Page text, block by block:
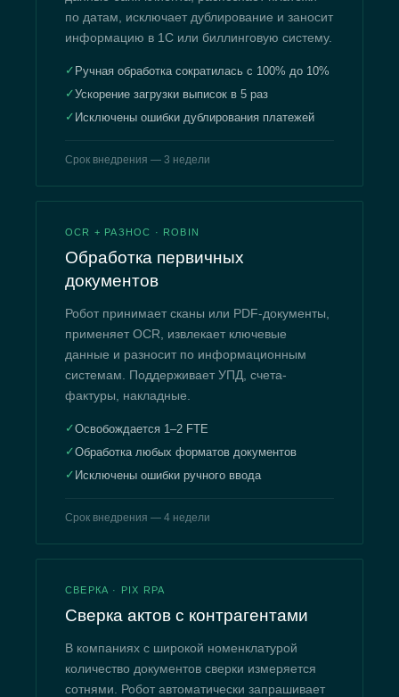
по датам, исключает дублирование и заносит
информацию в 1С или биллинговую систему.
✓ Ручная обработка сократилась с 100% до 10%
✓Ускорение загрузки выписок в 5 раз
✓ Исключены ошибки дублирования платежей
Срок внедрения — 3 недели
OCR + РАЗНОС · ROBIN
Обработка первичных
документов
Робот принимает сканы или PDF-документы,
применяет OCR, извлекает ключевые
данные и разносит по информационным
системам. Поддерживает УПД, счета-
фактуры, накладные.
✓Освобождается 1–2 FTE
✓Обработка любых форматов документов
✓ Исключены ошибки ручного ввода
Срок внедрения — 4 недели
СВЕРКА · PIX RPA
Сверка актов с контрагентами
В компаниях с широкой номенклатурой
количество документов сверки измеряется
сотнями. Робот автоматически запрашивает